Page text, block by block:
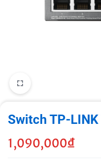
Switch TP-
1,090,000₫